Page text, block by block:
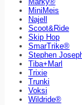
MiniMeis
Najell
Scoot&Ride
Skip Hop
SmarTrike®
Stephen
Tiba+Marl
Trixie
Trunki
Voksi
Wildride®